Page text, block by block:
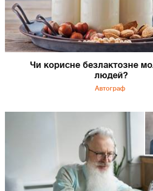
Чи корисне безлактозне
людей?
Автограф